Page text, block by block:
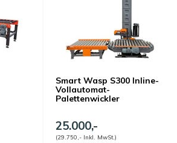
Smart Wasp S300 Inline-
Vollautomat-
Palettenwickler
25.000,-
(29.750,- Inkl. MwSt.)